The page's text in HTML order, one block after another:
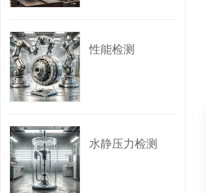
性能检测
水静压力检测